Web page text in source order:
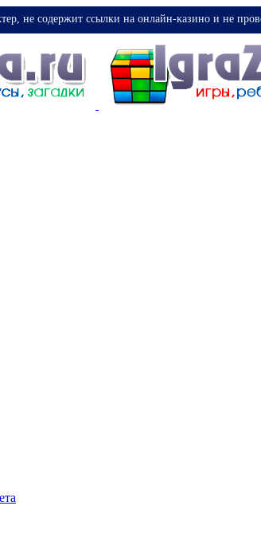
не содержит ссылки на онлайн-казино и не